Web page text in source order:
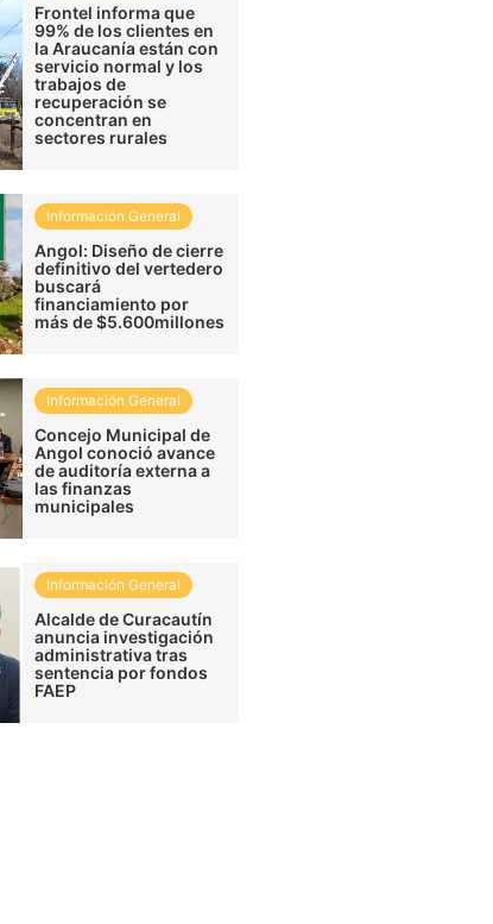
Frontel informa que
99% de los clientes en
la Araucanía están con
servicio normal y los
trabajos de
recuperación se
concentran en
sectores rurales
Información General
Angol: Diseño de cierre
definitivo del vertedero
buscará
financiamiento por
más de $5.600millones
Información General
Concejo Municipal de
Angol conoció avance
de auditoría externa a
las finanzas
municipales
Información General
Alcalde de Curacautín
anuncia investigación
administrativa tras
sentencia por fondos
FAEP